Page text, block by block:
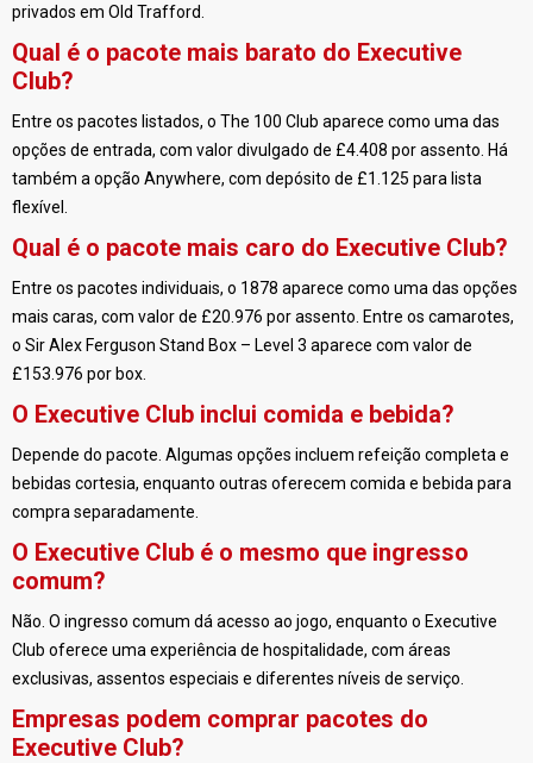
privados em Old Trafford.
Qual é o pacote mais barato do Executive
Club?
Entre os pacotes listados, o The 100 Club aparece como uma das
opções de entrada, com valor divulgado de £4.408 por assento. Há
também a opção Anywhere, com depósito de £1.125 para lista
flexível.
Qual é o pacote mais caro do Executive Club?
Entre os pacotes individuais, o 1878 aparece como uma das opções
mais caras, com valor de £20.976 por assento. Entre os camarotes,
o Sir Alex Ferguson Stand Box – Level 3 aparece com valor de
£153.976 por box.
O Executive Club inclui comida e bebida?
Depende do pacote. Algumas opções incluem refeição completa e
bebidas cortesia, enquanto outras oferecem comida e bebida para
compra separadamente.
O Executive Club é o mesmo que ingresso
comum?
Não. O ingresso comum dá acesso ao jogo, enquanto o Executive
Club oferece uma experiência de hospitalidade, com áreas
exclusivas, assentos especiais e diferentes níveis de serviço.
Empresas podem comprar pacotes do
Executive Club?